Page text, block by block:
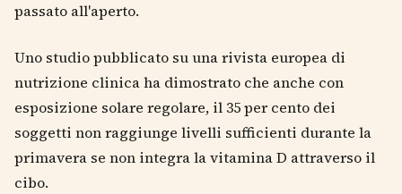
passato all'aperto.
Uno studio pubblicato su una rivista europea di
nutrizione clinica ha dimostrato che anche con
esposizione solare regolare, il 35 per cento dei
soggetti non raggiunge livelli sufficienti durante la
primavera se non integra la vitamina D attraverso il
cibo.